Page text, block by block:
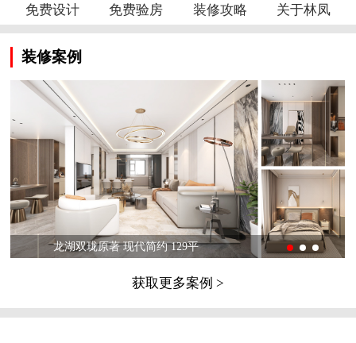
免费设计 免费验房 装修攻略 关于林凤
装修案例
龙湖双珑原著 现代简约 129平
获取更多案例 >